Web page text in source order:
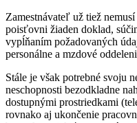
Zamestnávateľ už tiež
poisťovni žiaden doklad,
vypĺňaním požadovaných
personálne a mzdové
Stále je však potrebné svoju
neschopnosti bezodkladne
dostupnými prostriedkami
rovnako aj ukončenie